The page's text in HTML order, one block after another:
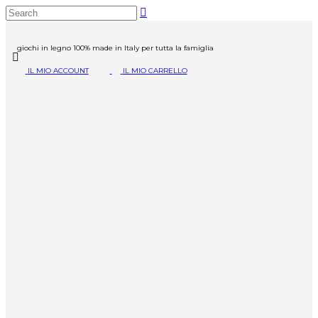
giochi in legno 100% made in Italy per tutta la famiglia
IL MIO ACCOUNT IL MIO CARRELLO